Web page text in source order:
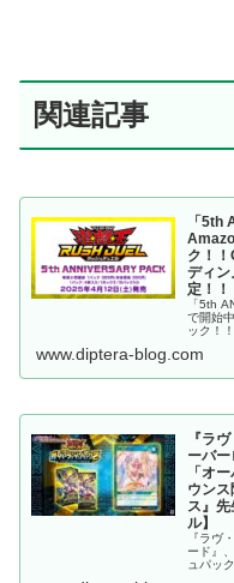
関連記事
「5th
ク！
ディ
定！！
「5th
で開始
ック！
ュデュエ
www.diptera-blog.com
『ラ
ーバ
「オ
ウン
ス』
ル】
『ラヴ
ード』
ュパッ